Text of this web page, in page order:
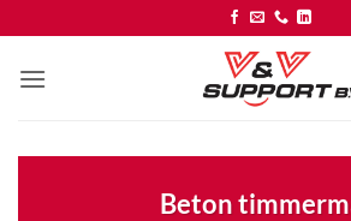
naar
inhoud
Beton